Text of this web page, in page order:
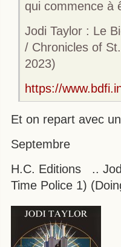
qui commence à
Jodi Taylor : Le
/ Chronicles of
2023)
https://
Et on repart avec
Septembre
H.C. Editions ..
Time Police 1)